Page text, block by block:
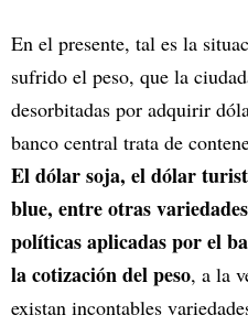
En el presente, tal es la
sufrido el peso, que la
desorbitadas por adquirir
banco central trata de
El dólar soja, el dólar
blue, entre otras
políticas aplicadas por el
la cotización del peso, a la
existan incontables